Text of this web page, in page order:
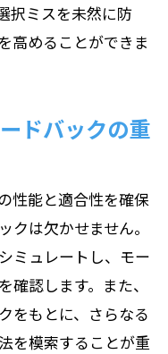
択ミスを未然に防
高めることができま
ドバックの重
性能と適合性を確保
クは欠かせません。
ミュレートし、モー
認します。また、
をもとに、さらなる
を模索することが重